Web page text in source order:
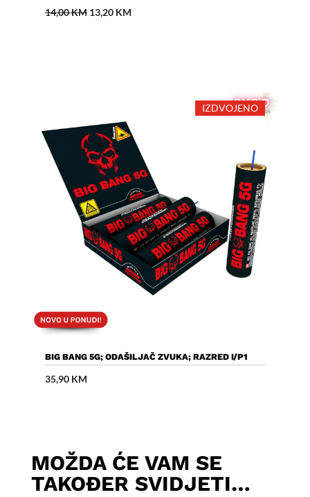
14,00KM Izvorna
13,20 KMTrenutna
IZDVOJENO
Dodaj U Košaricu
BIG BANG 5G; ODAŠILJAČ ZVUKA; RAZRED I/P1
35,90 KM
MOŽDA ĆE VAM SE
TAKOĐER SVIDJETI…